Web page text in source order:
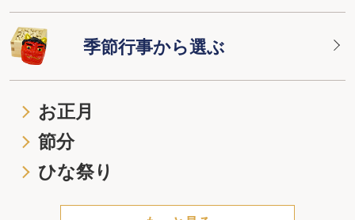
季節行事から選ぶ
お正月
節分
ひな祭り